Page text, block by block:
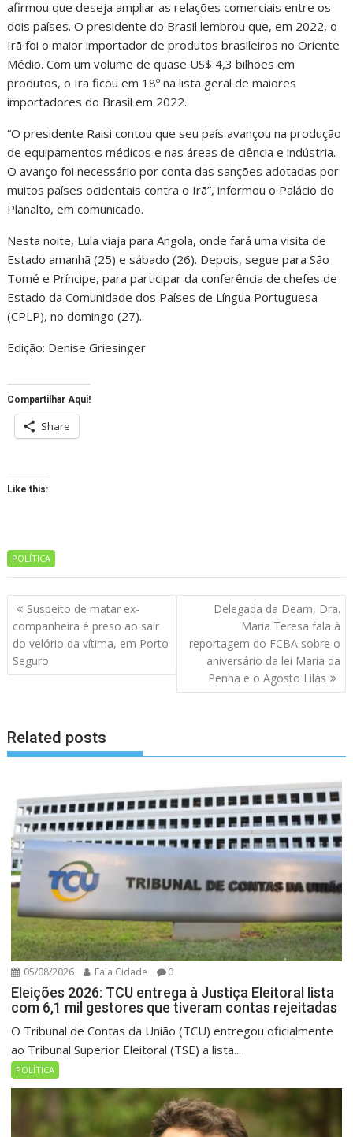
afirmou que deseja ampliar as relações comerciais entre os
dois países. O presidente do Brasil lembrou que, em 2022, o
Irã foi o maior importador de produtos brasileiros no Oriente
Médio. Com um volume de quase US$ 4,3 bilhões em
produtos, o Irã ficou em 18º na lista geral de maiores
importadores do Brasil em 2022.
“O presidente Raisi contou que seu país avançou na produção
de equipamentos médicos e nas áreas de ciência e indústria.
O avanço foi necessário por conta das sanções adotadas por
muitos países ocidentais contra o Irã”, informou o Palácio do
Planalto, em comunicado.
Nesta noite, Lula viaja para Angola, onde fará uma visita de
Estado amanhã (25) e sábado (26). Depois, segue para São
Tomé e Príncipe, para participar da conferência de chefes de
Estado da Comunidade dos Países de Língua Portuguesa
(CPLP), no domingo (27).
Edição: Denise Griesinger
Compartilhar Aqui!
Share
Like this:
POLÍTICA
Navegação
de
artigos
Suspeito de matar ex-
companheira é preso ao sair
do velório da vítima, em Porto
Seguro
Delegada da Deam, Dra.
Maria Teresa fala à
reportagem do FCBA sobre o
aniversário da lei Maria da
Penha e o Agosto Lilás
Related posts
05/08/2026 Fala Cidade 0
Eleições 2026: TCU entrega à Justiça Eleitoral lista
com 6,1 mil gestores que tiveram contas rejeitadas
O Tribunal de Contas da União (TCU) entregou oficialmente
ao Tribunal Superior Eleitoral (TSE) a lista...
POLÍTICA